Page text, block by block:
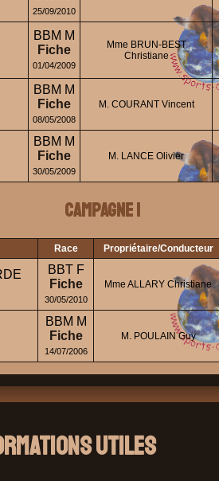
25/09/2010
BBM M
Fiche
01/04/2009
Mme BRUN-BEST
Christiane
BBM M
Fiche
08/05/2008
M. COURANT Vincent
BBM M
Fiche
30/05/2009
M. LANCE Olivier
Campagne 1
Race Propriétaire/Conducteur
BBT F
Fiche
30/05/2010
Mme ALLARY Christiane
BBM M
Fiche
14/07/2006
M. POULAIN Guy
Utiles